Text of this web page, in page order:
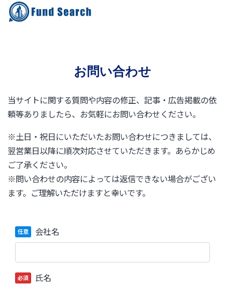
お問い合わせ
当サイトに関する質問や内容の修正、記事・広告掲載の依
頼等ありましたら、お気軽にお問い合わせください。
※土日・祝日にいただいたお問い合わせにつきましては、
翌営業日以降に順次対応させていただきます。あらかじめ
ご了承ください。
※問い合わせの内容によっては返信できない場合がござい
ます。ご理解いただけますと幸いです。
任意 会社名
必須 氏名